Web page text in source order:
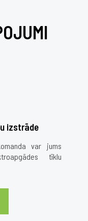
izstrāde
var jums
tīklu